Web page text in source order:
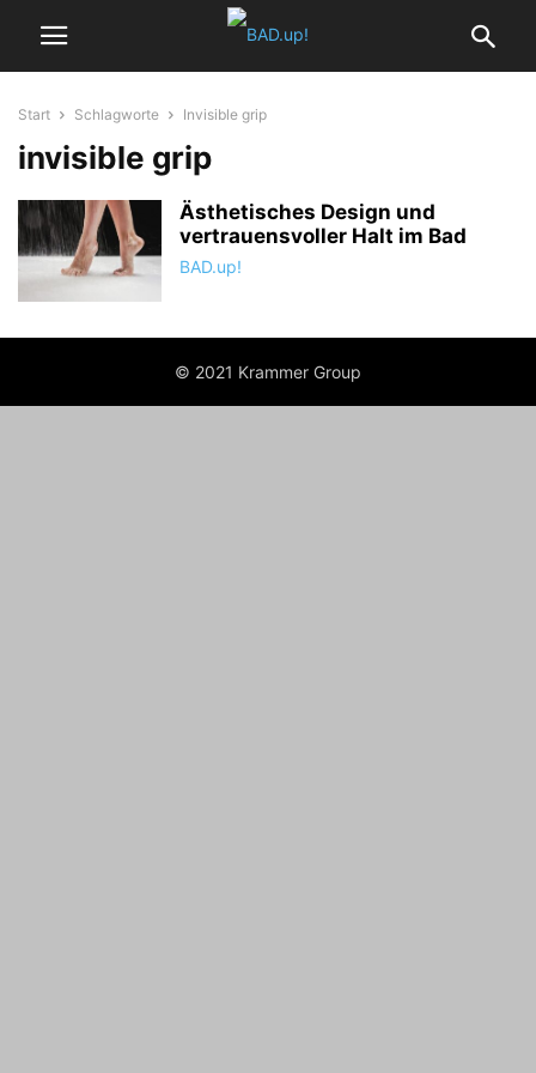
Start Schlagworte Invisible grip
invisible grip
Ästhetisches Design und
vertrauensvoller Halt im Bad
BAD.up!
© 2021 Krammer Group